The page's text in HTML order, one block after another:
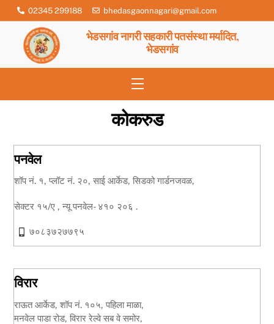
Skip
to
content
02345 299188 bhedasgaonnagari@gmail.com
भेडसगांव नागरी सहकारी पतसंस्था मर्यादित,
भेडसगांव
Menu
कोकरुड
पनवेल
शॉप नं. १, प्लॉट नं. २०, साई आर्केड, सिडको गार्डनजवळ,
सेक्टर १५/ए , न्यू पनवेल- ४१० २०६ .
७०८३७२७७९५
विरार
राऊत आर्केड, शॉप नं. १०५, पहिला माळा,
मनवेल पाडा रोड, विरार रेल्वे सब वे समोर,